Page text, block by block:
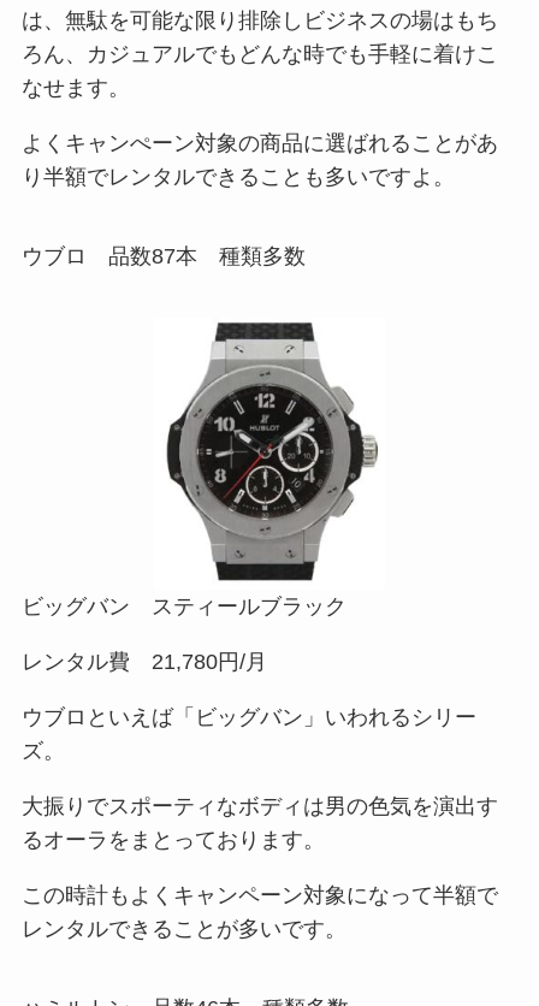
は、無駄を可能な限り排除しビジネスの場はもち
ろん、カジュアルでもどんな時でも手軽に着けこ
なせます。
よくキャンぺーン対象の商品に選ばれることがあ
り半額でレンタルできることも多いですよ。
ウブロ 品数87本 種類多数
ビッグバン スティールブラック
レンタル費 21,780円/月
ウブロといえば「ビッグバン」いわれるシリー
ズ。
大振りでスポーティなボディは男の色気を演出す
るオーラをまとっております。
この時計もよくキャンペーン対象になって半額で
レンタルできることが多いです。